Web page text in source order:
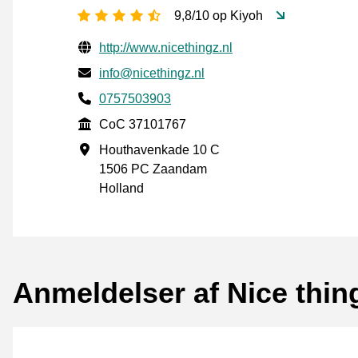
9,8/10 op Kiyoh
Verificerede kontaktoplysninger
Website URL
http://www.nicethingz.nl
E-mail
info@nicethingz.nl
Phone number
0757503903
CoC
CoC 37101767
Forretningsadresse
Houthavenkade 10 C
1506 PC Zaandam
Holland
Anmeldelser af Nice